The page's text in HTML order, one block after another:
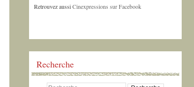
Retrouvez aussiCinexpressions sur Facebook
Recherche